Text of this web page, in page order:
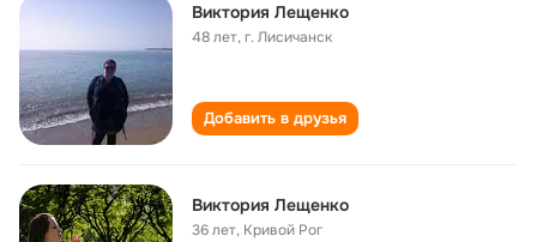
Виктория Лещенко
48 лет,г. Лисичанск
Добавить в друзья
Виктория Лещенко
36 лет, Кривой Рог